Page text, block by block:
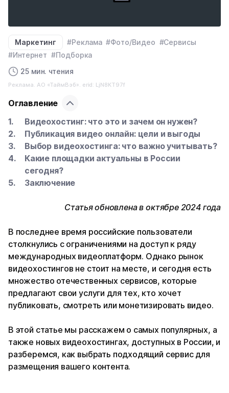
Маркетинг #Реклама #Фото/Видео #Сервисы
#Интернет #Подборка
25 мин. чтения
Реклама. АО «ТаймВэб». erid: LjN8KT97f
Оглавление
Видеохостинг: что это и зачем он нужен?
Публикация видео онлайн: цели и выгоды
Выбор видеохостинга: что важно учитывать?
Какие площадки актуальны в России
сегодня?
Заключение
Статья обновлена в октябре 2024 года
В последнее время российские пользователи
столкнулись с ограничениями на доступ к ряду
международных видеоплатформ. Однако рынок
видеохостингов не стоит на месте, и сегодня есть
множество отечественных сервисов, которые
предлагают свои услуги для тех, кто хочет
публиковать, смотреть или монетизировать видео.
В этой статье мы расскажем о самых популярных, а
также новых видеохостингах, доступных в России, и
разберемся, как выбрать подходящий сервис для
размещения вашего контента.